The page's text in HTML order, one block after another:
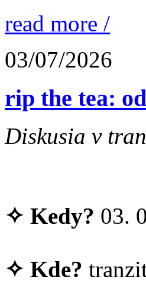
read more /
03/07/2026
rip the tea:
Diskusia v
✧ Kedy? 03.
✧ Kde?